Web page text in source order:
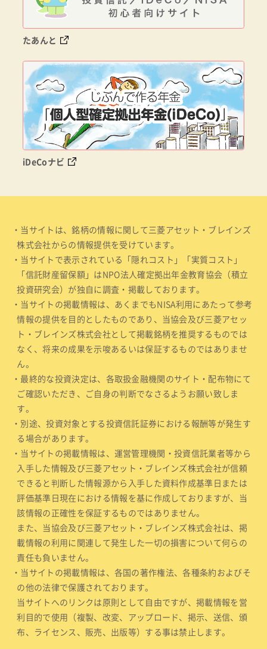
たあんと
iDeCoナビ
・当サイトは、銘柄の情報に関して三菱アセット・ブレインズ
株式会社からの情報提供を受けています。
・当サイトで表示されている「隠れコスト」「実質コスト」
「信託財産留保額」はNPO法人確定拠出年金教育協会（積立
投資研究会）が独自に調査・掲載しております。
・当サイトの掲載情報は、あくまでもNISA利用にあたって参考
情報の提供を目的としたものであり、当協会及び三菱アセッ
ト・ブレインズ株式会社として掲載銘柄を推奨するものでは
なく、将来の成果を示唆あるいは保証するものではありませ
ん。
・最終的な投資決定は、各取扱金融機関のサイト・配布物にて
ご確認いただき、ご自身の判断でなさるようお願い致しま
す。
・別途、投資対象とする投資信託証券における報酬等が発生す
る場合があります。
・当サイトの掲載情報は、運営管理機関・投資信託業者等から
入手した情報及び三菱アセット・ブレインズ株式会社が信頼
できると判断した情報源から入手した資料作成基準日または
評価基準日現在における情報を基に作成しておりますが、当
該情報の正確性を保証するものではありません。
また、当協会及び三菱アセット・ブレインズ株式会社は、掲
載情報の利用に関連して発生した一切の損害について何らの
責任も負いません。
・当サイトの掲載情報は、各国の著作権法、各種条約およびそ
の他の法律で保護されております。
当サイトへのリンクは原則として自由ですが、掲載情報を営
利目的で使用（複製、改変、アップロード、掲示、送信、頒
布、ライセンス、販売、出版等）する事は禁止します。